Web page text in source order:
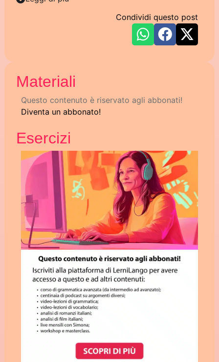
Condividi questo post
Materiali
Questo contenuto è riservato agli abbonati!
Diventa un abbonato!
Esercizi